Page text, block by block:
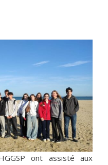
ont assisté aux